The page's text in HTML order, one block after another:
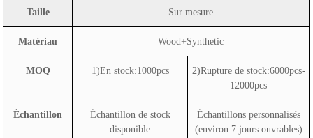
Taille Sur mesure
Matériau Wood+Synthetic
MOQ 1)En stock:1000pcs
2)Rupture de stock:6000pcs-
12000pcs
Échantillon
Échantillon de stock
disponible
Échantillons personnalisés
(environ 7 jours ouvrables)